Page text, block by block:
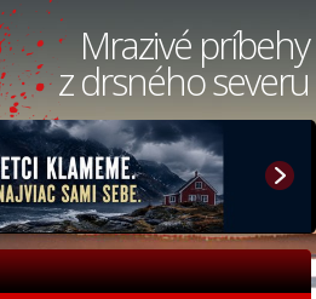
Mrazivé príbehy
z drsného severu